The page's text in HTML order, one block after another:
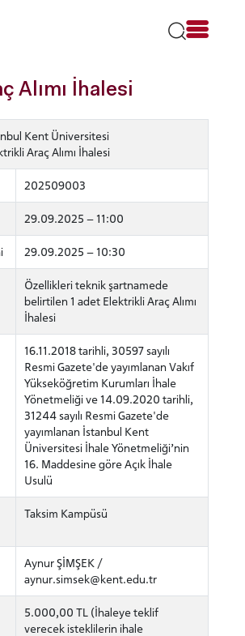
Alımı İhalesi
Kent Üniversitesi
Araç Alımı İhalesi
202509003
29.09.2025 – 11:00
29.09.2025 – 10:30
Özellikleri teknik şartnamede
belirtilen 1 adet Elektrikli Araç Alımı
İhalesi
16.11.2018 tarihli, 30597 sayılı
Resmi Gazete'de yayımlanan Vakıf
Yükseköğretim Kurumları İhale
Yönetmeliği ve 14.09.2020 tarihli,
31244 sayılı Resmi Gazete'de
yayımlanan İstanbul Kent
Üniversitesi İhale Yönetmeliği’nin
16. Maddesine göre Açık İhale
Usulü
Taksim Kampüsü
Aynur ŞİMŞEK /
aynur.simsek@kent.edu.tr
5.000,00 TL (İhaleye teklif
verecek isteklilerin ihale